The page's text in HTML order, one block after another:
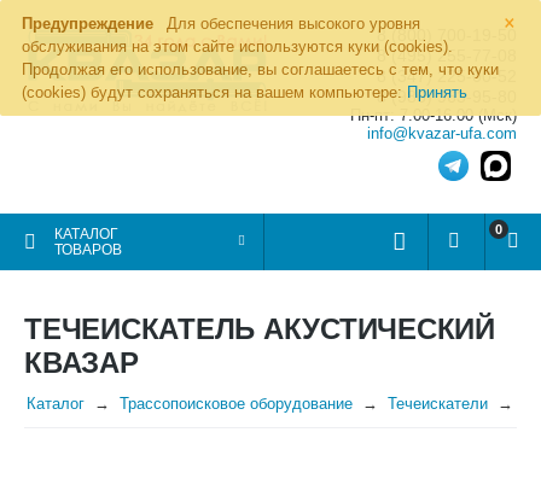
×
Предупреждение
Для обеспечения высокого уровня
обслуживания на этом сайте используются куки (cookies).
Продолжая его использование, вы соглашаетесь с тем, что куки
(cookies) будут сохраняться на вашем компьютере: Принять
8 (800) 700-19-50
8 (495) 255-77-08
8 (347) 225-00-52
8 (986) 963-95-80
Пн-пт: 7.00-16.00 (Мск)
info@kvazar-ufa.com
КАТАЛОГ
ТОВАРОВ
0
ТЕЧЕИСКАТЕЛЬ АКУСТИЧЕСКИЙ
КВАЗАР
Каталог Трассопоисковое оборудование Течеискатели